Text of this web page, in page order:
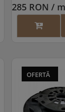
285 RON /
OFERTĂ